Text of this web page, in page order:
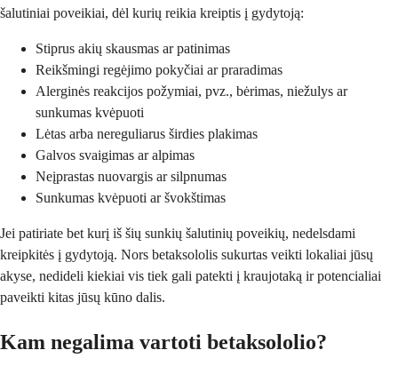
šalutiniai poveikiai, dėl kurių reikia kreiptis į gydytoją:
Stiprus akių skausmas ar patinimas
Reikšmingi regėjimo pokyčiai ar praradimas
Alerginės reakcijos požymiai, pvz., bėrimas, niežulys ar
sunkumas kvėpuoti
Lėtas arba nereguliarus širdies plakimas
Galvos svaigimas ar alpimas
Neįprastas nuovargis ar silpnumas
Sunkumas kvėpuoti ar švokštimas
Jei patiriate bet kurį iš šių sunkių šalutinių poveikių, nedelsdami
kreipkitės į gydytoją. Nors betaksololis sukurtas veikti lokaliai jūsų
akyse, nedideli kiekiai vis tiek gali patekti į kraujotaką ir potencialiai
paveikti kitas jūsų kūno dalis.
Kam negalima vartoti betaksololio?